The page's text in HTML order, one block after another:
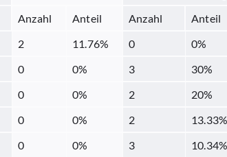
Anzahl Anteil Anzahl
Anteil
2 11.76% 0 0%
0 0% 3 30%
0 0% 2 20%
0 0% 2 13.33%
0 0% 3 10.34%